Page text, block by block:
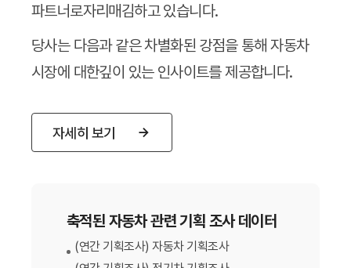
파트너로자리매김하고 있습니다.
당사는 다음과 같은 차별화된 강점을 통해 자동차
시장에 대한깊이 있는 인사이트를 제공합니다.
자세히 보기
축적된 자동차 관련 기획 조사 데이터
(연간 기획조사) 자동차 기획조사